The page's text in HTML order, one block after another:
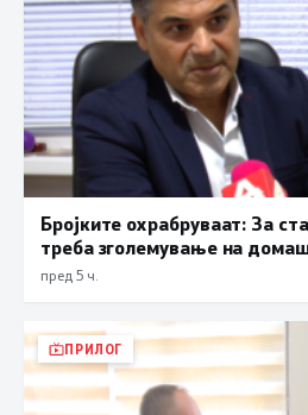
Бројките охрабруваат: За
треба зголемување на
пред 5 ч.
ПРИЛОГ